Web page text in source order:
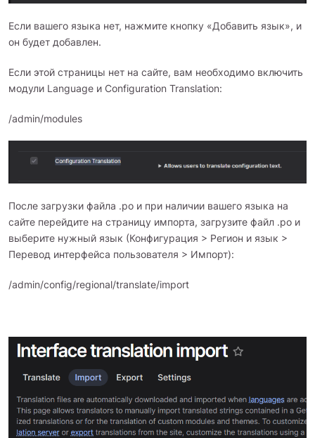
Если вашего языка нет, нажмите кнопку «Добавить язык», и
он будет добавлен.
Если этой страницы нет на сайте, вам необходимо включить
модули Language и Configuration Translation:
/admin/modules
После загрузки файла .po и при наличии вашего языка на
сайте перейдите на страницу импорта, загрузите файл .po и
выберите нужный язык (Конфигурация > Регион и язык >
Перевод интерфейса пользователя > Импорт):
/admin/config/regional/translate/import